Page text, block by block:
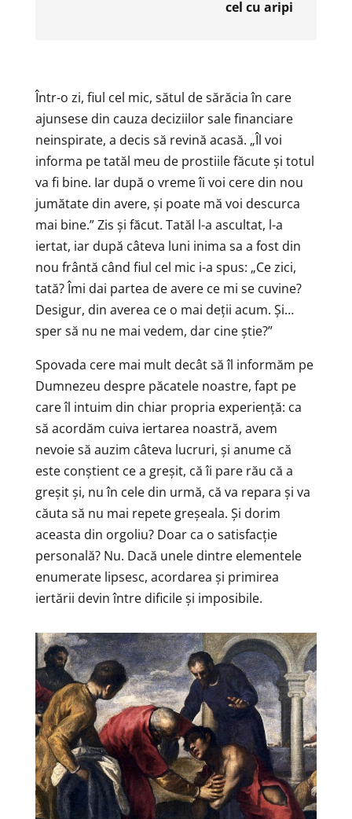
cel cu aripi
Într-o zi, fiul cel mic, sătul de sărăcia în care
ajunsese din cauza deciziilor sale financiare
neinspirate, a decis să revină acasă. „Îl voi
informa pe tatăl meu de prostiile făcute și totul
va fi bine. Iar după o vreme îi voi cere din nou
jumătate din avere, și poate mă voi descurca
mai bine.” Zis și făcut. Tatăl l-a ascultat, l-a
iertat, iar după câteva luni inima sa a fost din
nou frântă când fiul cel mic i-a spus: „Ce zici,
tată? Îmi dai partea de avere ce mi se cuvine?
Desigur, din averea ce o mai deții acum. Și…
sper să nu ne mai vedem, dar cine știe?”
Spovada cere mai mult decât să îl informăm pe
Dumnezeu despre păcatele noastre, fapt pe
care îl intuim din chiar propria experiență: ca
să acordăm cuiva iertarea noastră, avem
nevoie să auzim câteva lucruri, și anume că
este conștient ce a greșit, că îi pare rău că a
greșit și, nu în cele din urmă, că va repara și va
căuta să nu mai repete greșeala. Și dorim
aceasta din orgoliu? Doar ca o satisfacție
personală? Nu. Dacă unele dintre elementele
enumerate lipsesc, acordarea și primirea
iertării devin între dificile și imposibile.